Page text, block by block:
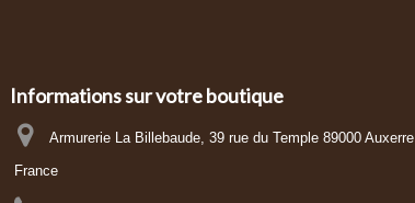
Informations sur votre boutique
Armurerie La Billebaude, 39 rue du Temple 89000 Auxerre
France